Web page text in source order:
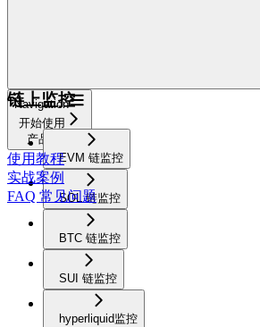
Navigation
开始使用
产品简介
使用教程
实战案例
FAQ 常见问题
链上监控
EVM 链监控
SOL 链监控
BTC 链监控
SUI 链监控
hyperliquid监控